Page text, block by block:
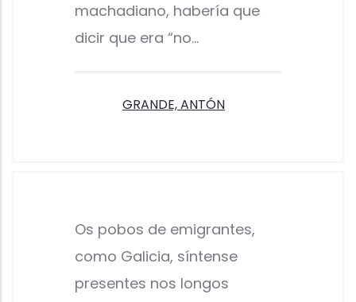
machadiano, habería que
dicir que era “no…
GRANDE, ANTÓN
Os pobos de emigrantes,
como Galicia, síntense
presentes nos longos